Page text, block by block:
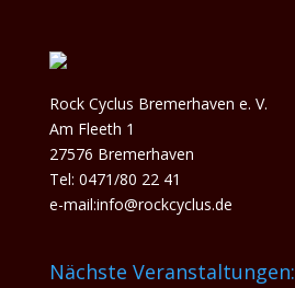
Rock Cyclus Bremerhaven e. V.
Am Fleeth 1
27576 Bremerhaven
Tel: 0471/80 22 41
e-mail:info@rockcyclus.de
Nächste Veranstaltungen: